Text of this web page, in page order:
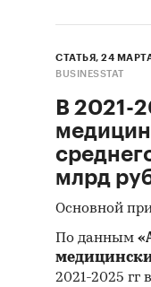
СТАТЬЯ, 24
BUSINESSTAT
В 2021-
млрд
Основной
По данным
2021-2025 гг